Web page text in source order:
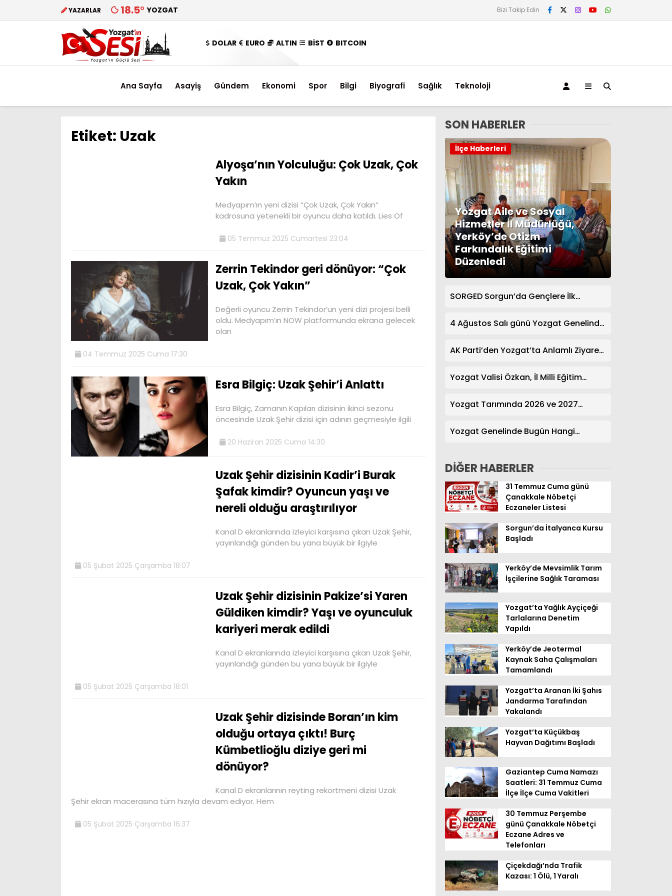
YAZARLAR 18.5° YOZGAT Bizi Takip Edin
DOLAR EURO ALTIN BİST BITCOIN
Ana Sayfa Asayiş Gündem Ekonomi Spor Bilgi Biyografi Sağlık Teknoloji
Etiket: Uzak
Alyoşa’nın Yolculuğu: Çok Uzak, Çok
Yakın
Medyapım’ın yeni dizisi “Çok Uzak, Çok Yakın”
kadrosuna yetenekli bir oyuncu daha katıldı. Lies Of
05 Temmuz 2025 Cumartesi 23:04
Zerrin Tekindor geri dönüyor: “Çok
Uzak, Çok Yakın”
Değerli oyuncu Zerrin Tekindor’un yeni dizi projesi belli
oldu. Medyapım’ın NOW platformunda ekrana gelecek
olan
04 Temmuz 2025 Cuma 17:30
Esra Bilgiç: Uzak Şehir’i Anlattı
Esra Bilgiç, Zamanın Kapıları dizisinin ikinci sezonu
öncesinde Uzak Şehir dizisi için adının geçmesiyle ilgili
20 Haziran 2025 Cuma 14:30
Uzak Şehir dizisinin Kadir’i Burak
Şafak kimdir? Oyuncun yaşı ve
nereli olduğu araştırılıyor
Kanal D ekranlarında izleyici karşısına çıkan Uzak Şehir,
yayınlandığı günden bu yana büyük bir ilgiyle
05 Şubat 2025 Çarşamba 18:07
Uzak Şehir dizisinin Pakize’si Yaren
Güldiken kimdir? Yaşı ve oyunculuk
kariyeri merak edildi
Kanal D ekranlarında izleyici karşısına çıkan Uzak Şehir,
yayınlandığı günden bu yana büyük bir ilgiyle
05 Şubat 2025 Çarşamba 18:01
Uzak Şehir dizisinde Boran’ın kim
olduğu ortaya çıktı! Burç
Kümbetlioğlu diziye geri mi
dönüyor?
Kanal D ekranlarının reyting rekortmeni dizisi Uzak
Şehir ekran macerasına tüm hızıyla devam ediyor. Hem
05 Şubat 2025 Çarşamba 16:37
SON HABERLER
Yozgat Aile ve Sosyal
Hizmetler İl Müdürlüğü,
Yerköy’de Otizm
Farkındalık Eğitimi
Düzenledi
İlçe Haberleri
SORGED Sorgun’da Gençlere İlk
4 Ağustos Salı günü Yozgat Genelinde
AK Parti’den Yozgat’ta Anlamlı Ziyaret!
Üyeleriyle Buluştu
Yozgat Valisi Özkan, İl Milli Eğitim
Yozgat Tarımında 2026 ve 2027
Yozgat Genelinde Bugün Hangi
DİĞER HABERLER
31 Temmuz Cuma günü
Çanakkale Nöbetçi
Eczaneler Listesi
Sorgun’da İtalyanca Kursu
Başladı
Yerköy’de Mevsimlik Tarım
İşçilerine Sağlık Taraması
Yozgat’ta Yağlık Ayçiçeği
Tarlalarına Denetim
Yapıldı
Yerköy’de Jeotermal
Kaynak Saha Çalışmaları
Tamamlandı
Yozgat’ta Aranan İki Şahıs
Jandarma Tarafından
Yakalandı
Yozgat’ta Küçükbaş
Hayvan Dağıtımı Başladı
Gaziantep Cuma Namazı
Saatleri: 31 Temmuz Cuma
İlçe İlçe Cuma Vakitleri
30 Temmuz Perşembe
günü Çanakkale Nöbetçi
Eczane Adres ve
Telefonları
Çiçekdağı’nda Trafik
Kazası: 1 Ölü, 1 Yaralı